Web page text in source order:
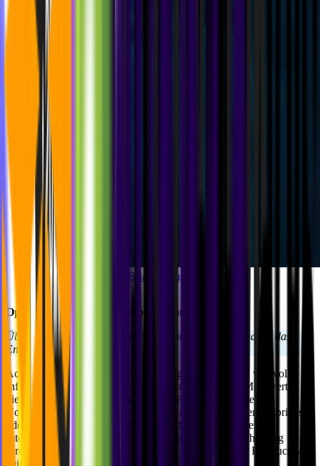
Brian Tromp
Optimiere den Inhalt der Notifications
Überzeugender und relevanter Content ist entscheidend für das
Engagement der User.
Achte darauf, dass deine Benachrichtigungen wirklich wertvolle
Informationen enthalten, die den Usern einen echten Mehrwert
bieten und sie zum Handeln anregen. Personalisiere die
Notifications, indem Du z.B. die User mit ihrem Namen ansprichst
oder den Inhalt auf ihre Präferenzen oder ihre bisherigen
Interaktionen abstimmst. Eine gut gestaltete Benachrichtigung
fördert das Engagement und vermittelt einen positiven Eindruck von
deiner App.